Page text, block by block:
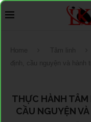
Home Tâm linh
định, cầu nguyện và hành
THỰC HÀNH
CẦU NGUYỆN